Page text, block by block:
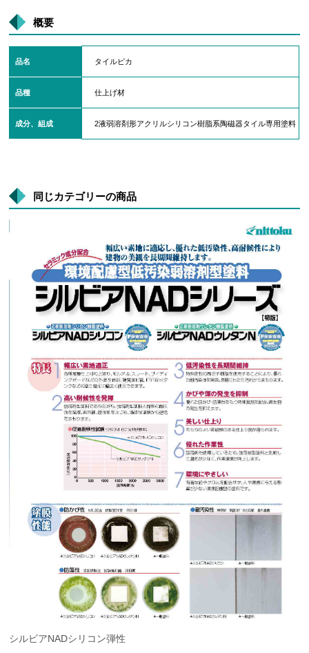
概要
品名 タイルピカ
品種 仕上げ材
成分、組成 2液弱溶剤形アクリルシリコン樹脂系陶磁器タイル専用塗料
同じカテゴリーの商品
シルビアNADシリコン弾性